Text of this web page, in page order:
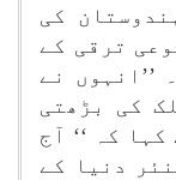
سے ہندوستان کی
ترقی کے
’’انہوں نے
کی بڑھتی
کہ ‘‘ آج
دنیا کے